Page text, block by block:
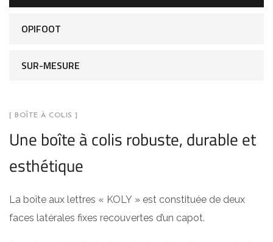
OPIFOOT
SUR-MESURE
[ BOÎTE À COLIS ]
Une boîte à colis robuste, durableet
esthétique
La boîte aux lettres « KOLY » est constituée de deux
faces latérales fixes recouvertes d’un capot.